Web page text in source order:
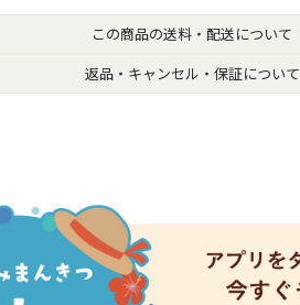
この商品の送料・配送について
返品・キャンセル・保証について